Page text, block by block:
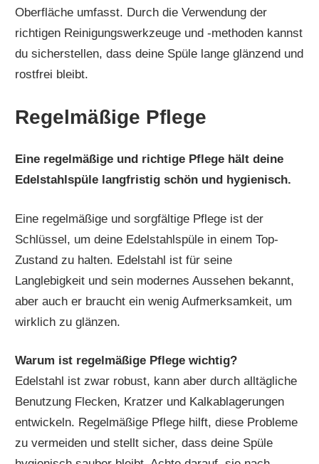
Oberfläche umfasst. Durch die Verwendung der
richtigen Reinigungswerkzeuge und -methoden kannst
du sicherstellen, dass deine Spüle lange glänzend und
rostfrei bleibt.
Regelmäßige Pflege
Eine regelmäßige und richtige Pflege hält deine
Edelstahlspüle langfristig schön und hygienisch.
Eine regelmäßige und sorgfältige Pflege ist der
Schlüssel, um deine Edelstahlspüle in einem Top-
Zustand zu halten. Edelstahl ist für seine
Langlebigkeit und sein modernes Aussehen bekannt,
aber auch er braucht ein wenig Aufmerksamkeit, um
wirklich zu glänzen.
Warum ist regelmäßige Pflege wichtig?
Edelstahl ist zwar robust, kann aber durch alltägliche
Benutzung Flecken, Kratzer und Kalkablagerungen
entwickeln. Regelmäßige Pflege hilft, diese Probleme
zu vermeiden und stellt sicher, dass deine Spüle